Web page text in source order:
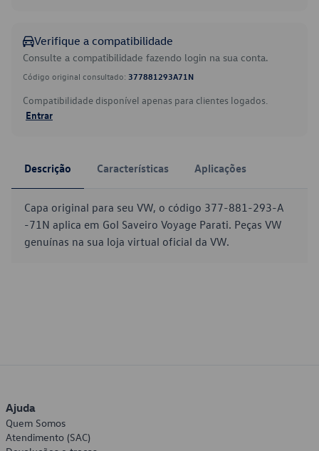
Verifique a compatibilidade
Consulte a compatibilidade fazendo login na sua conta.
Código original consultado: 377881293A71N
Compatibilidade disponível apenas para clientes logados.
Entrar
Descrição Características Aplicações
Capa original para seu VW, o código 377-881-293-A
-71N aplica em Gol Saveiro Voyage Parati. Peças VW
genuínas na sua loja virtual oficial da VW.
Ajuda
Quem Somos
Atendimento (SAC)